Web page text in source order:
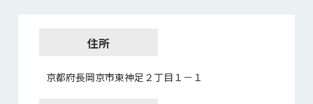
住所
京都府長岡京市東神足２丁目１－１